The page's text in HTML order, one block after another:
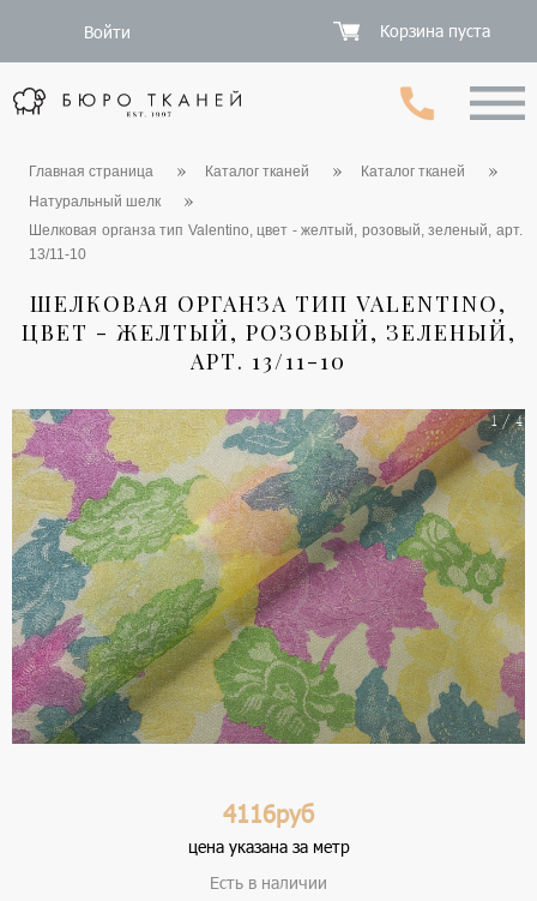
Войти Корзина пуста
Главная страница Каталог тканей
Каталог тканей
Натуральный шелк
Шелковая органза тип Valentino, цвет - желтый, розовый, зеленый, арт.
13/11-10
ШЕЛКОВАЯ ОРГАНЗА ТИП VALENTINO,
ЦВЕТ - ЖЕЛТЫЙ, РОЗОВЫЙ, ЗЕЛЕНЫЙ,
АРТ. 13/11-10
1 / 4
4116руб
цена указана за метр
Есть в наличии